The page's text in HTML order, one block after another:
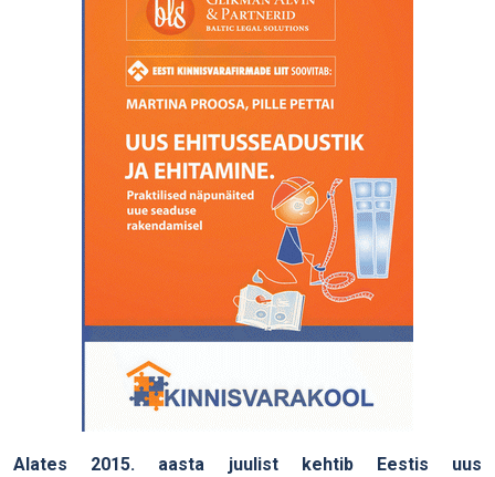
Alates 2015. aasta juulist kehtib Eestis uus